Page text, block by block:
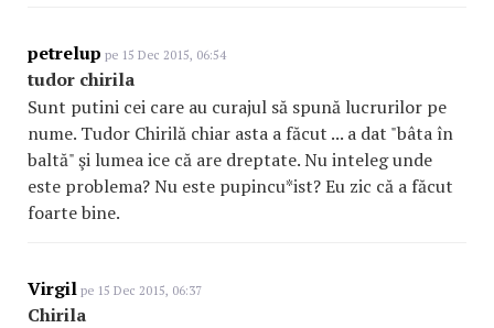
petrelup pe 15 Dec 2015, 06:54
tudor chirila
Sunt putini cei care au curajul să spună lucrurilor pe
nume. Tudor Chirilă chiar asta a făcut ... a dat "bâta în
baltă" şi lumea ice că are dreptate. Nu inteleg unde
este problema? Nu este pupincu*ist? Eu zic că a făcut
foarte bine.
Virgil pe 15 Dec 2015, 06:37
Chirila